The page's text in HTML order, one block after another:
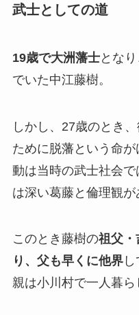
武士としての道
19歳で大洲藩士とな
でいた中江藤樹。
しかし、27歳のとき
ために脱藩という命
動は当時の武士社会
は深い葛藤と倫理観が
このとき藤樹の祖父・
り、父も早くに他界し
親は小川村で一人暮ら